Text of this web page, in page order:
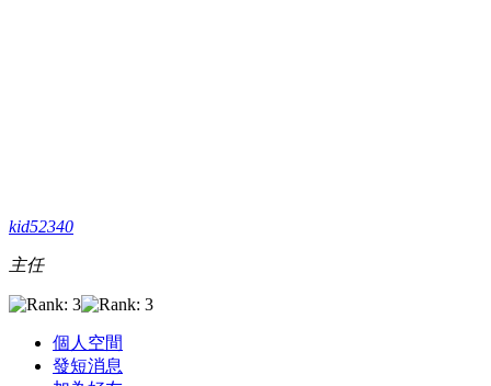
kid52340
主任
個人空間
發短消息